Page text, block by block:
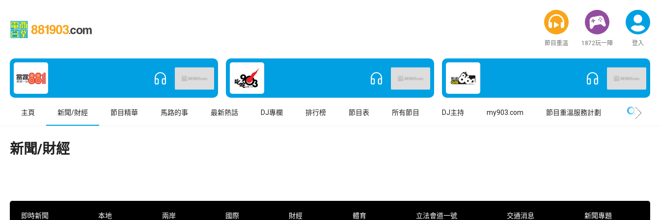
節目重溫 1872玩一陣 登入
主頁 新聞/財經 節目精華 馬路的事 最新熱話 DJ專欄 排行榜 節目表 所有節目 DJ主持 my903.com 節目重溫服務計劃
新聞/財經
即時新聞 本地 兩岸 國際 財經 體育 立法會道一號 交通消息 新聞專題